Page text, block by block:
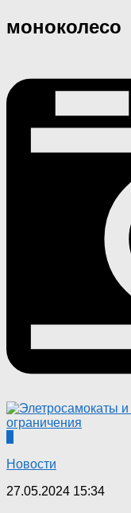
моноколесо
Новости
27.05.2024 15:34